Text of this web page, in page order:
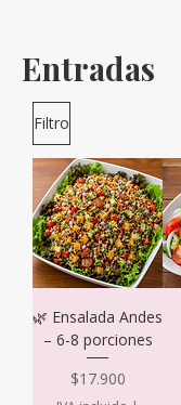
Entradas
Filtro
🌿 Ensalada Andes
– 6-8 porciones
Precio
$17.900